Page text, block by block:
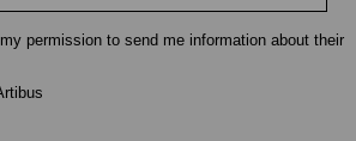
permission to send me information about their